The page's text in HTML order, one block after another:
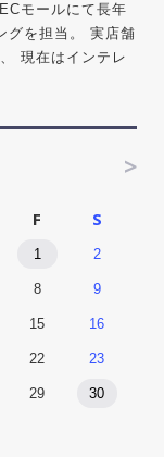
モールにて長年
グを担当。 実店舗
現在はインテレ
>
F S
1 2
8 9
15 16
22 23
29 30